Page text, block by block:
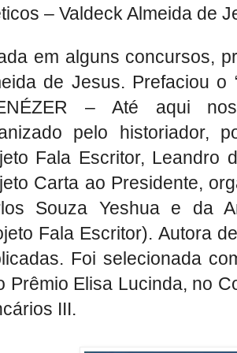
– Valdeck Almeida de
em alguns concursos,
de Jesus. Prefaciou o
– Até aqui
pelo historiador,
Fala Escritor, Leandro
Carta ao Presidente,
Souza Yeshua e da
Fala Escritor). Autora
Foi selecionada
Prêmio Elisa Lucinda, no
III.